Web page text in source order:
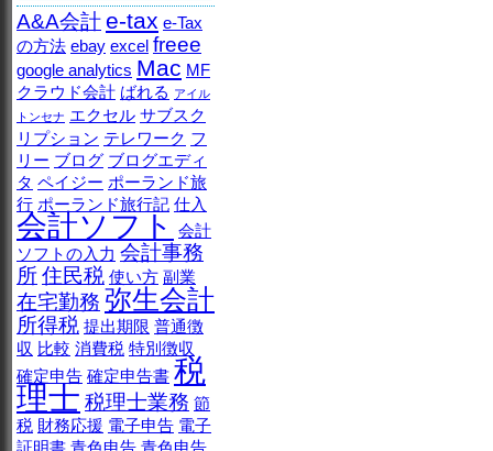
A&A会計e-tax e-Tax
の方法 ebay excel freee
google analytics Mac MF
クラウド会計 ばれる アイル
トンセナ エクセル サブスク
リプション テレワーク フ
リー ブログ ブログエディ
タ ペイジー ポーランド旅
行 ポーランド旅行記 仕入
会計ソフト
会計
ソフトの入力 会計事務
所住民税 使い方 副業
在宅勤務 弥生会計
所得税 提出期限 普通徴
収 比較 消費税 特別徴収
確定申告 確定申告書 税
理士 税理士業務 節
税 財務応援 電子申告 電子
証明書 青色申告 青色申告